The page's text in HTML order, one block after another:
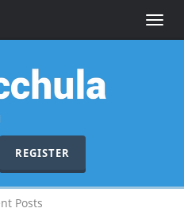
Toggle
REGISTER
Posts